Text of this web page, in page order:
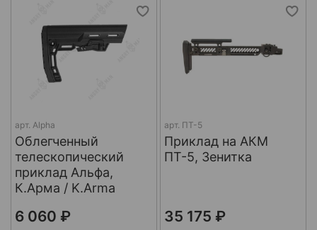
арт. Alpha
Облегченный
телескопический
приклад Альфа,
К.Арма / K.Arma
6 060 ₽
арт. ПТ-5
Приклад на АКМ
ПТ-5, Зенитка
35 175 ₽